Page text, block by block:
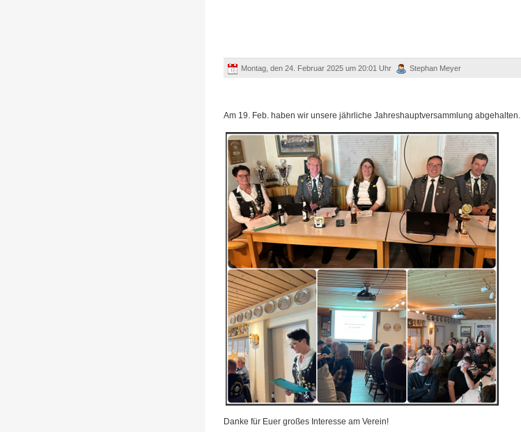
Montag, den 24. Februar 2025 um 20:01 Uhr Stephan Meyer
Am 19. Feb. haben wir unsere jährliche Jahreshauptversammlung abgehalten.
Danke für Euer großes Interesse am Verein!